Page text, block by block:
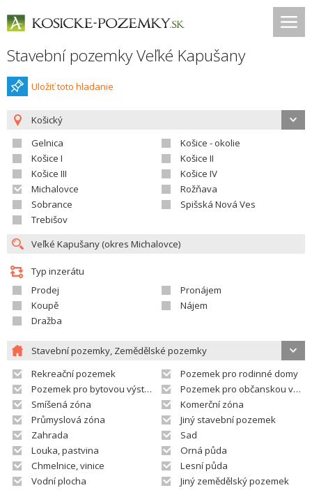
Stavební pozemky Veľké Kapušany
Uložiť toto hladanie
Košický
Gelnica
Košice - okolie
Košice I
Košice II
Košice III
Košice IV
Michalovce
Rožňava
Sobrance
Spišská Nová Ves
Trebišov
Typ inzerátu
Prodej
Pronájem
Koupě
Nájem
Dražba
Stavební pozemky, Zemědělské pozemky
Rekreační pozemek
Pozemek pro rodinné domy
Pozemek pro bytovou výstavbu
Pozemek pro občanskou vybavenost
Smíšená zóna
Komerční zóna
Průmyslová zóna
Jiný stavební pozemek
Zahrada
Sad
Louka, pastvina
Orná půda
Chmelnice, vinice
Lesní půda
Vodní plocha
Jiný zemědělský pozemek